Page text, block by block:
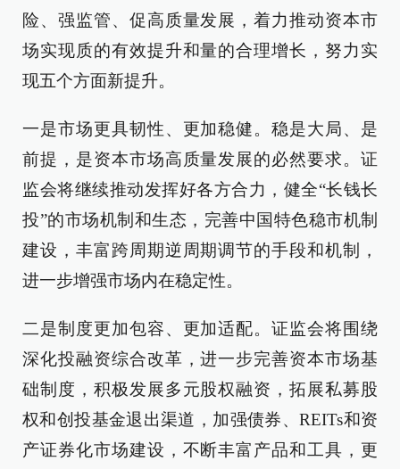
险、强监管、促高质量发展，着力推动资本市
场实现质的有效提升和量的合理增长，努力实
现五个方面新提升。
一是市场更具韧性、更加稳健。稳是大局、是
前提，是资本市场高质量发展的必然要求。证
监会将继续推动发挥好各方合力，健全“长钱长
投”的市场机制和生态，完善中国特色稳市机制
建设，丰富跨周期逆周期调节的手段和机制，
进一步增强市场内在稳定性。
二是制度更加包容、更加适配。证监会将围绕
深化投融资综合改革，进一步完善资本市场基
础制度，积极发展多元股权融资，拓展私募股
权和创投基金退出渠道，加强债券、REITs和资
产证券化市场建设，不断丰富产品和工具，更